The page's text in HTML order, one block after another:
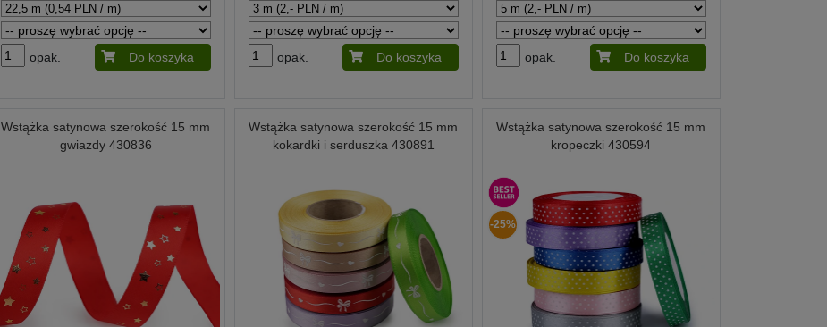
opak. Do koszyka opak. Do koszyka opak. Do koszyka
Wstążka satynowa szerokość 15 mm
gwiazdy 430836
Wstążka satynowa szerokość 15 mm
kokardki i serduszka 430891
Wstążka satynowa szerokość 15 mm
kropeczki 430594
-25%